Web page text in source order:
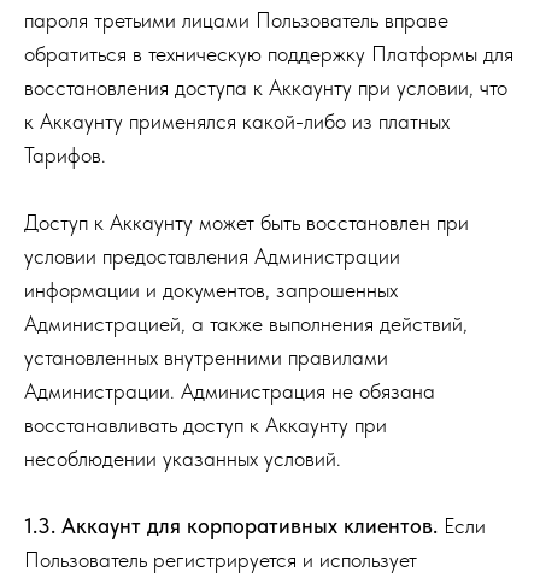
пароля третьими лицами Пользователь вправе
обратиться в техническую поддержку Платформы для
восстановления доступа к Аккаунту при условии, что
к Аккаунту применялся какой-либо из платных
Тарифов.
Доступ к Аккаунту может быть восстановлен при
условии предоставления Администрации
информации и документов, запрошенных
Администрацией, а также выполнения действий,
установленных внутренними правилами
Администрации. Администрация не обязана
восстанавливать доступ к Аккаунту при
несоблюдении указанных условий.
1.3. Аккаунт для корпоративных клиентов. Если
Пользователь регистрируется и использует